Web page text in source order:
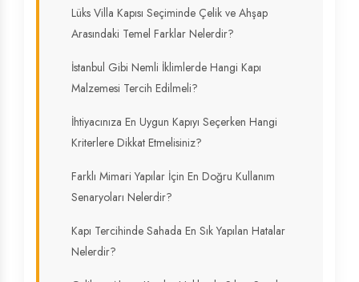
Lüks Villa Kapısı Seçiminde Çelik ve Ahşap
Arasındaki Temel Farklar Nelerdir?
İstanbul Gibi Nemli İklimlerde Hangi Kapı
Malzemesi Tercih Edilmeli?
İhtiyacınıza En Uygun Kapıyı Seçerken Hangi
Kriterlere Dikkat Etmelisiniz?
Farklı Mimari Yapılar İçin En Doğru Kullanım
Senaryoları Nelerdir?
Kapı Tercihinde Sahada En Sık Yapılan Hatalar
Nelerdir?